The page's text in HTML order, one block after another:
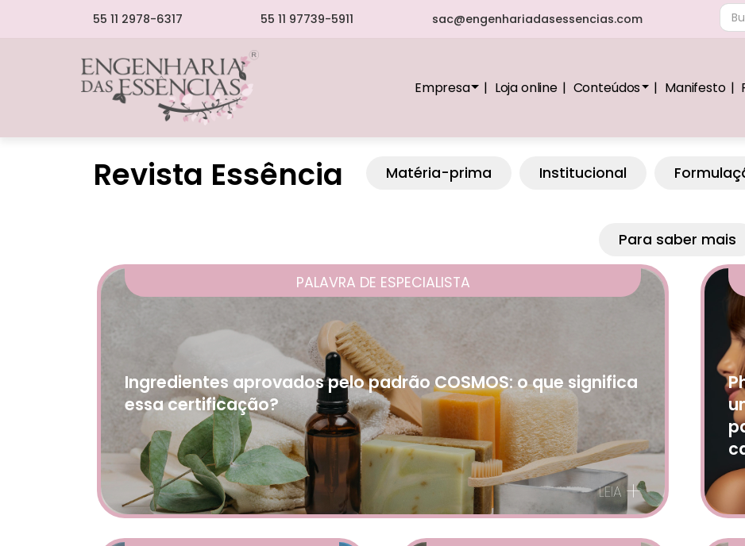
55 11 2978-6317 55 11 97739-5911 sac@engenhariadasessencias.com
Empresa Loja online Conteúdos Manifesto
Revista Essência Institucional
Matéria-prima
Para saber mais
PALAVRA DE ESPECIALISTA
Ingredientes aprovados pelo padrão COSMOS: o que significa
essa certificação?
LEIA +